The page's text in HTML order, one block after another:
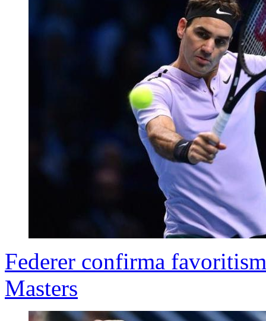
Federer confirma
Masters